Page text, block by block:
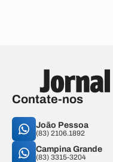
Contate-nos
João Pessoa
(83) 2106.1892
Campina Grande
(83) 3315-3204